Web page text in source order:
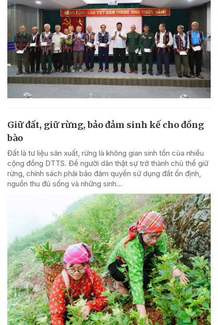
Giữ đất, giữ rừng, bảo đảm sinh kế cho đồng
bào
Đất là tư liệu sản xuất, rừng là không gian sinh tồn của nhiều
cộng đồng DTTS. Để người dân thật sự trở thành chủ thể giữ
rừng, chính sách phải bảo đảm quyền sử dụng đất ổn định,
nguồn thu đủ sống và những sinh...